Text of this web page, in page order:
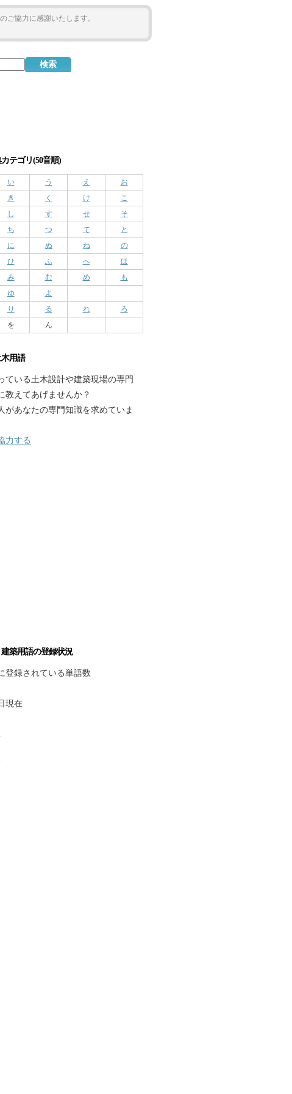
ご協力に感謝いたします。
テゴリ(50音順)
い う え
お
き く け
こ
し す せ
そ
ち つ て
と
に ぬ ね
の
ひ ふ へ
ほ
み む め
も
ゆ
よ
り る れ
ろ
を ん
用語
ている土木設計や建築現場の専門
教えてあげませんか？
があなたの専門知識を求めていま
力する
築用語の登録状況
登録されている単語数
現在